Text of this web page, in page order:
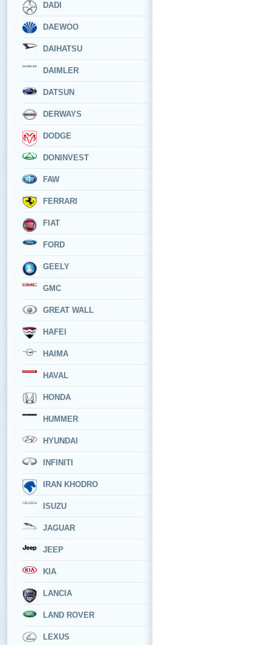
DADI
DAEWOO
DAIHATSU
DAIMLER
DATSUN
DERWAYS
DODGE
DONINVEST
FAW
FERRARI
FIAT
FORD
GEELY
GMC
GREAT WALL
HAFEI
HAIMA
HAVAL
HONDA
HUMMER
HYUNDAI
INFINITI
IRAN KHODRO
ISUZU
JAGUAR
JEEP
KIA
LANCIA
LAND ROVER
LEXUS